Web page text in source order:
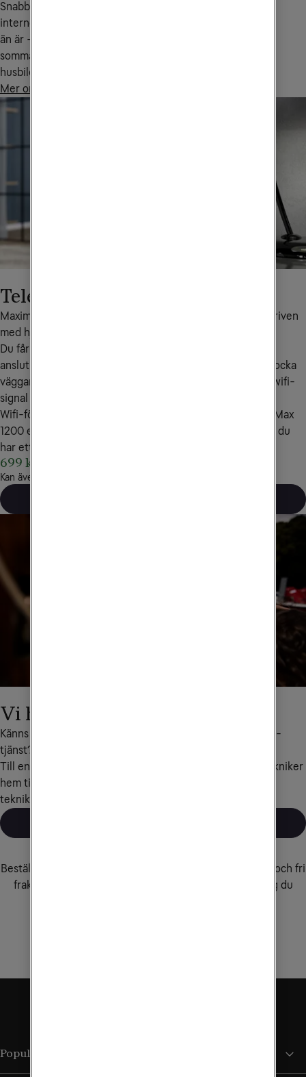
Snabb och stabil
internetuppkoppling var du
än är – perfekt för
sommarstugan, båten eller
husbilen.
Mer om ZTE U30 Air
Tele2 Wifi-förstärkare
Maximera din wifi-upplevelse med vår wifi-förstärkare, driven
med hjälp av avancerad mesh-teknik.
Du får inte bara förbättrad täckning utan även sömlös
anslutning i varje hörn av ditt hem. Perfekt för dig med tjocka
väggar, ett stort hem eller dig som önskar en extra stark wifi-
signal överallt.
Wifi-förstärkare ingår utan extra kostnad med Bredband Max
1200 eller 2500 Mbit/s, men du kan också beställa en om du
har ett annat bredband.
699 kr
Kan även delbetalas på 12 mån
Vi hjälper dig hemma hos dig
Känns det osäkert att installera ditt nya bredband eller tv-
tjänst? Eller behöver du hjälp med din tv eller dator?
Till en mindre kostnad (efter RUT-avdrag) kommer en tekniker
hem till dig och installerar vår utrustning eller fixar annan
teknik du behöver hjälp med.
Beställ bredband via fiber eller 5G, med obegränsad surf och fri
frakt vid beställning online, oavsett vilket abonnemang du
Populära sidor